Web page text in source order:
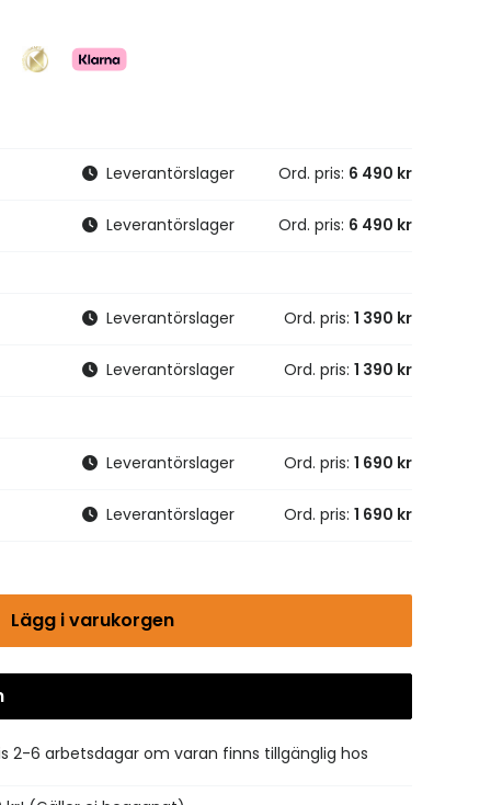
Leverantörslager Ord. pris: 6 490 kr
Leverantörslager Ord. pris: 6 490 kr
Leverantörslager Ord. pris: 1 390 kr
Leverantörslager Ord. pris: 1 390 kr
Leverantörslager Ord. pris: 1 690 kr
Leverantörslager Ord. pris: 1 690 kr
Lägg i varukorgen
2-6 arbetsdagar om varan finns tillgänglig hos